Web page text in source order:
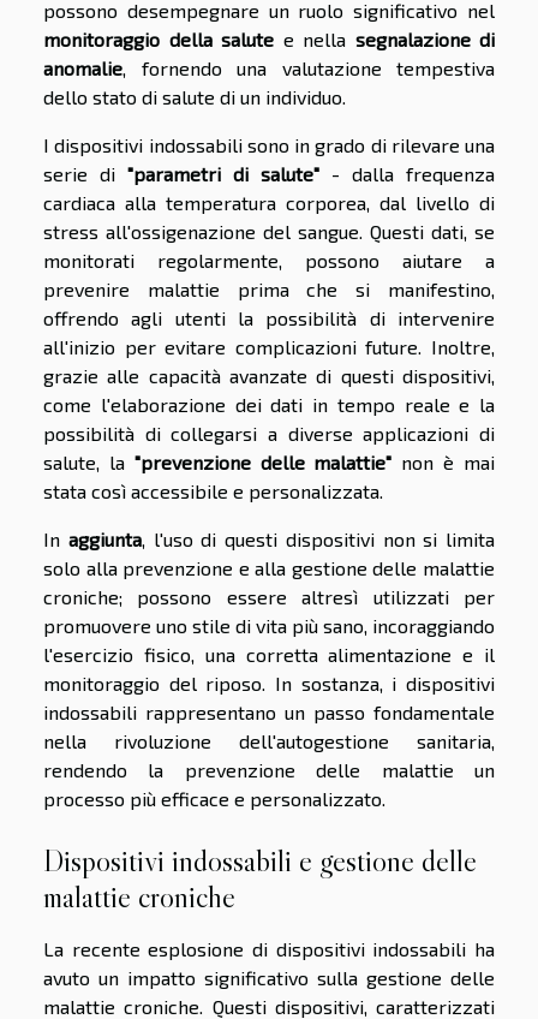
possono desempegnare un ruolo significativo nel
monitoraggio della salute e nella segnalazione di
anomalie , fornendo una valutazione tempestiva
dello stato di salute di un individuo.
I dispositivi indossabili sono in grado di rilevare una
serie di "parametri di salute" - dalla frequenza
cardiaca alla temperatura corporea, dal livello di
stress all'ossigenazione del sangue. Questi dati, se
monitorati regolarmente, possono aiutare a
prevenire malattie prima che si manifestino,
offrendo agli utenti la possibilità di intervenire
all'inizio per evitare complicazioni future. Inoltre,
grazie alle capacità avanzate di questi dispositivi,
come l'elaborazione dei dati in tempo reale e la
possibilità di collegarsi a diverse applicazioni di
salute, la "prevenzione delle malattie" non è mai
stata così accessibile e personalizzata.
In aggiunta, l'uso di questi dispositivi non si limita
solo alla prevenzione e alla gestione delle malattie
croniche; possono essere altresì utilizzati per
promuovere uno stile di vita più sano, incoraggiando
l'esercizio fisico, una corretta alimentazione e il
monitoraggio del riposo. In sostanza, i dispositivi
indossabili rappresentano un passo fondamentale
nella rivoluzione dell'autogestione sanitaria,
rendendo la prevenzione delle malattie un
processo più efficace e personalizzato.
Dispositivi indossabili e gestione delle
malattie croniche
La recente esplosione di dispositivi indossabili ha
avuto un impatto significativo sulla gestione delle
malattie croniche. Questi dispositivi, caratterizzati